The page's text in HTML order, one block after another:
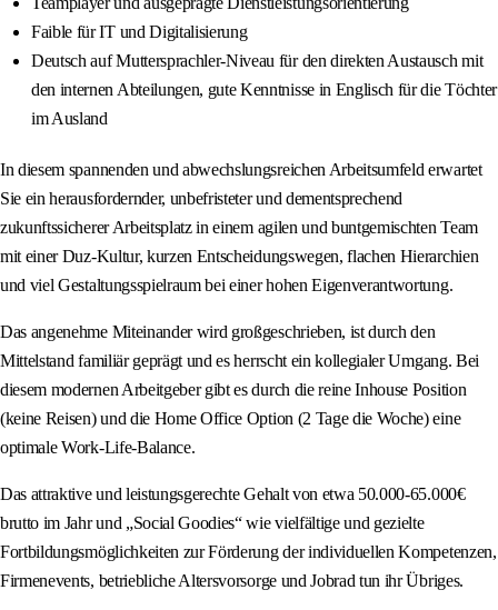
Faible für IT und Digitalisierung
Deutsch auf Muttersprachler-Niveau für den direkten Austausch mit
den internen Abteilungen, gute Kenntnisse in Englisch für die Töchter
im Ausland
In diesem spannenden und abwechslungsreichen Arbeitsumfeld erwartet
Sie ein herausfordernder, unbefristeter und dementsprechend
zukunftssicherer Arbeitsplatz in einem agilen und buntgemischten Team
mit einer Duz-Kultur, kurzen Entscheidungswegen, flachen Hierarchien
und viel Gestaltungsspielraum bei einer hohen Eigenverantwortung.
Das angenehme Miteinander wird großgeschrieben, ist durch den
Mittelstand familiär geprägt und es herrscht ein kollegialer Umgang. Bei
diesem modernen Arbeitgeber gibt es durch die reine Inhouse Position
(keine Reisen) und die Home Office Option (2 Tage die Woche) eine
optimale Work-Life-Balance.
Das attraktive und leistungsgerechte Gehalt von etwa 50.000-65.000€
brutto im Jahr und „Social Goodies“ wie vielfältige und gezielte
Fortbildungsmöglichkeiten zur Förderung der individuellen Kompetenzen,
Firmenevents, betriebliche Altersvorsorge und Jobrad tun ihr Übriges.